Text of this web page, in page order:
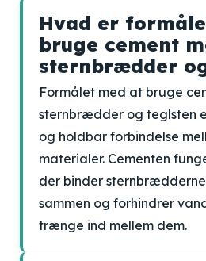
Hvad er
bruge cement
sternbrædder
Formålet med at bruge
sternbrædder og teglsten
og holdbar forbindelse
materialer. Cementen
der binder
sammen og forhindrer
trænge ind mellem dem.